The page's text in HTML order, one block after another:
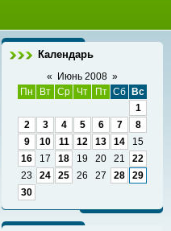
Календарь
« Июнь 2008 »
Пн
Вт Ср Чт Пт Сб
Вс
1
2
3 4 5 6 7
8
9
10 11 12 13 14
15
16
17 18 19 20 21
22
23
24 25 26 27 28
29
30